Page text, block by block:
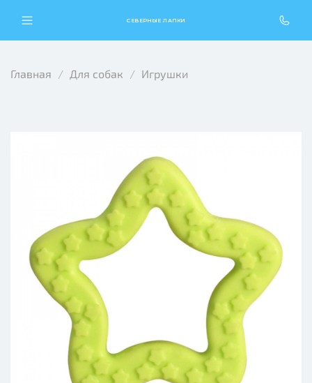
СЕВЕРНЫЕ ЛАПКИ
Главная Для собак Игрушки